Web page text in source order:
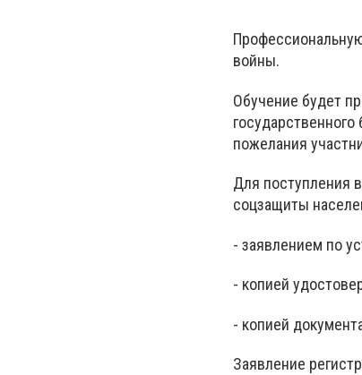
войны.
Обучение будет
пожелания
Для поступления
соцзащиты
- заявлением по
- копией
- копией
Заявление